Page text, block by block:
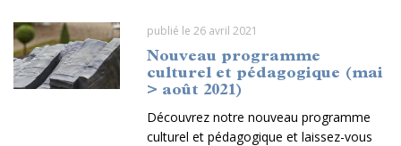
publié le 26 avril 2021
Nouveau programme
culturel et pédagogique (mai
> août 2021)
Découvrez notre nouveau programme
culturel et pédagogique et laissez-vous